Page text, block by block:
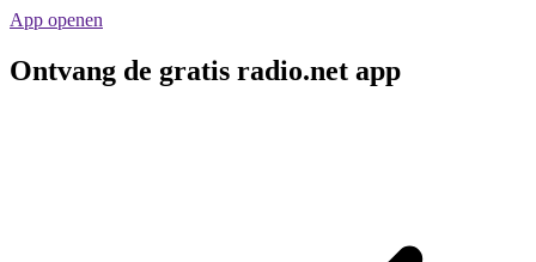
App openen
Ontvang de gratis radio.net app